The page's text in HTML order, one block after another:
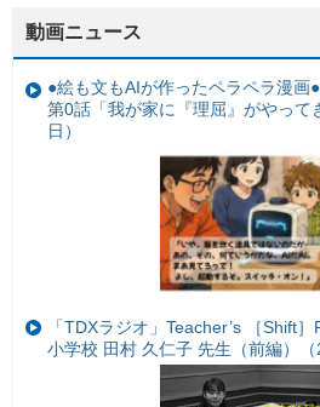
動画ニュース
●絵も文もAIが作ったペラペラ漫画
第0話「我が家に『理屈』がやって
日）
「TDXラジオ」Teacher’s ［Shift
小学校 田村 久仁子 先生（前編）（